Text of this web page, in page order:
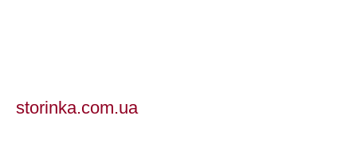
storinka.com.ua